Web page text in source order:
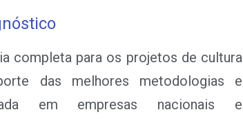
completa para os projetos de cultura
das melhores metodologias e
em empresas nacionais e